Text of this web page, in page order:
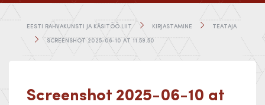
EESTI RAHVAKUNSTI JA KÄSITÖÖ LIIT KIRJASTAMINE TEATAJA
SCREENSHOT 2025-06-10 AT 11.59.50
Screenshot 2025-06-10 at